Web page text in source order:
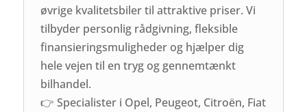
øvrige kvalitetsbiler til attraktive priser. Vi
tilbyder personlig rådgivning, fleksible
finansieringsmuligheder og hjælper dig
hele vejen til en tryg og gennemtænkt
bilhandel.
👉 Specialister i Opel, Peugeot, Citroën, Fiat